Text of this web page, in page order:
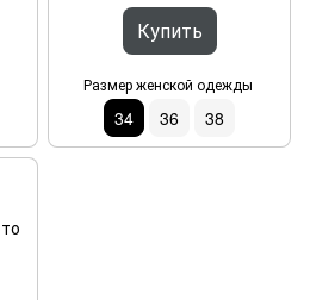
Купить
Размер женской одежды
34 36 38